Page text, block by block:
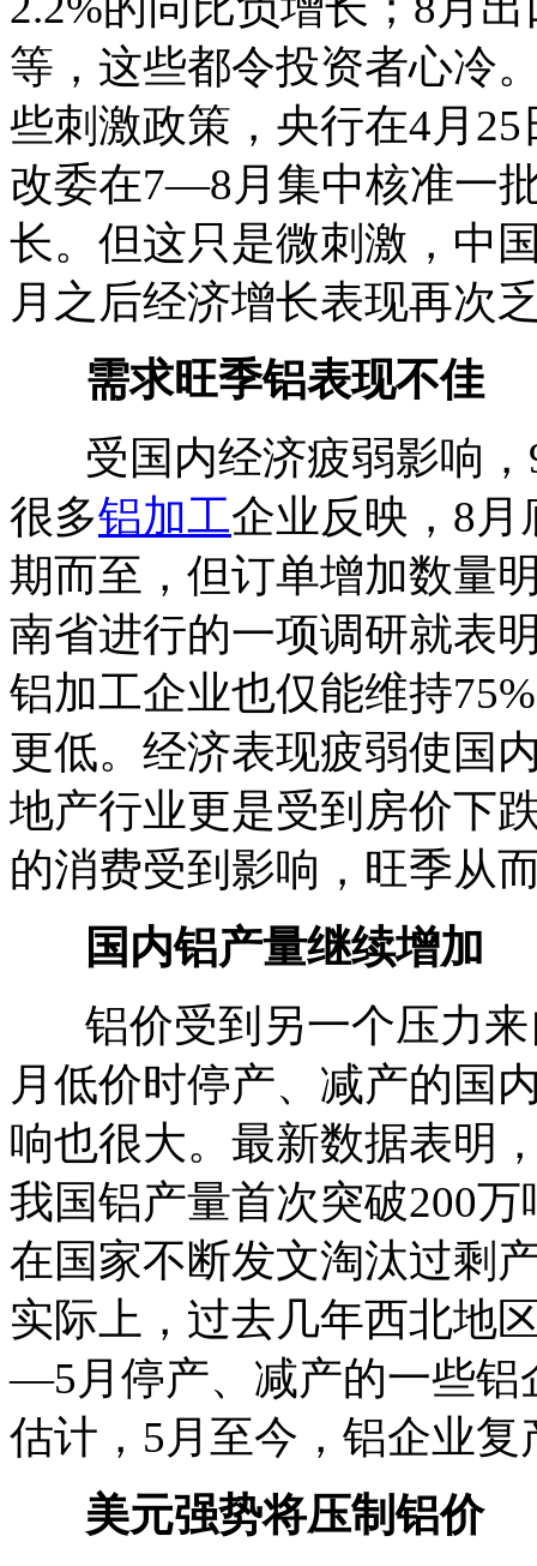
等，这些都令投资者心冷
些刺激政策，央行在4月
改委在7—8月集中核准一
长。但这只是微刺激，中
月之后经济增长表现再次
需求旺季铝表现不佳
受国内经济疲弱影响，
很多铝加工企业反映，8
期而至，但订单增加数量
南省进行的一项调研就表
铝加工企业也仅能维持
更低。经济表现疲弱使国
地产行业更是受到房价下
的消费受到影响，旺季从
国内铝产量继续增加
铝价受到另一个压力来
月低价时停产、减产的国
响也很大。最新数据表明
我国铝产量首次突破200
在国家不断发文淘汰过剩
实际上，过去几年西北地
—5月停产、减产的一些铝
估计，5月至今，铝企业复
美元强势将压制铝价